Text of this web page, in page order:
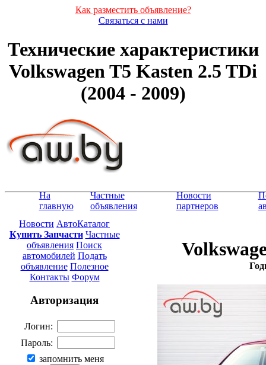
Как разместить объявление?
Связаться с нами
Технические характеристики
Volkswagen T5 Kasten 2.5 TDi
(2004 - 2009)
На
главную
Частные
объявления
Новости
партнеров
Новости АвтоКаталог
Купить Запчасти Частные
объявления Поиск
автомобилей Подать
объявление Полезное
Контакты Форум
Авторизация
Логин:
Пароль:
запомнить меня